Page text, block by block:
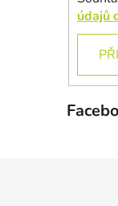
údajů